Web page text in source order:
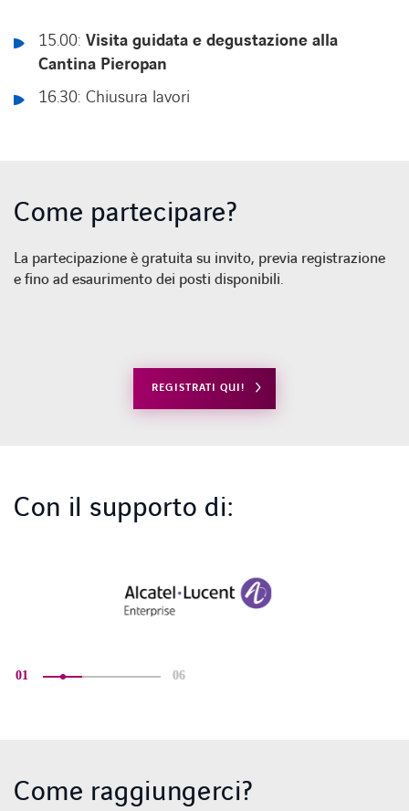
FACEBOOK
LINKEDININSTAGRAM
SPOTIFY
15.00: Visita guidata e degustazione alla
Cantina Pieropan
16.30: Chiusura lavori
Come partecipare?
La partecipazione è gratuita su invito, previa registrazione
e fino ad esaurimento dei posti disponibili.
REGISTRATI QUI!
Con il supporto di:
01 06
Come raggiungerci?